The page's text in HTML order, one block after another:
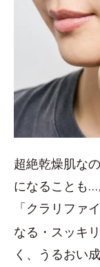
超絶乾燥肌な
になることも…
「クラリファ
なる・スッキ
く、うるおい